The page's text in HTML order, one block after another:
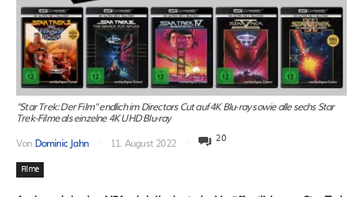
"Star Trek: Der Film" endlich im Directors Cut auf 4K Blu-ray sowie alle sechs Star
Trek-Filme als einzelne 4K UHD Blu-ray
Von Dominic Jahn 11. August 2022 20
Filme